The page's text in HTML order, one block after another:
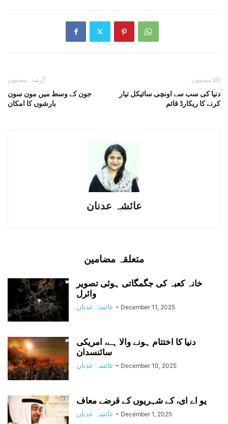
گزشتہ مضمون
جون کے وسط میں مون سون
بارشوں کا امکان
اگلا مضمون
دنیا کی سب سے اونچی سائیکل تیار
کرنے کا ریکارڈ قائم
عائشہ عدنان
متعلقہ مضامین
خانہ کعبہ کی جگمگاتی ہوئی تصویر
وائرل
عائشہ عدنان - December 11, 2025
دنیا کا اختتام ہونے والا ہے، امریکی
سائنسدان
عائشہ عدنان - December 10, 2025
یو اے ای، کے شہریوں کے قرضے معاف
عائشہ عدنان - December 1, 2025